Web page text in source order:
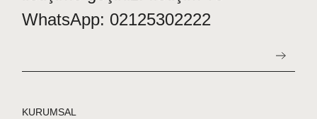
WhatsApp: 02125302222
KURUMSAL